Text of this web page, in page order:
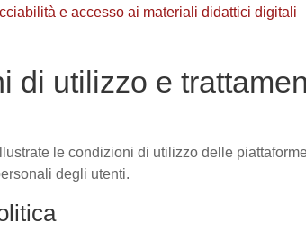
e accesso ai materiali didattici digitali
di utilizzo e
le condizioni di utilizzo delle
degli utenti.